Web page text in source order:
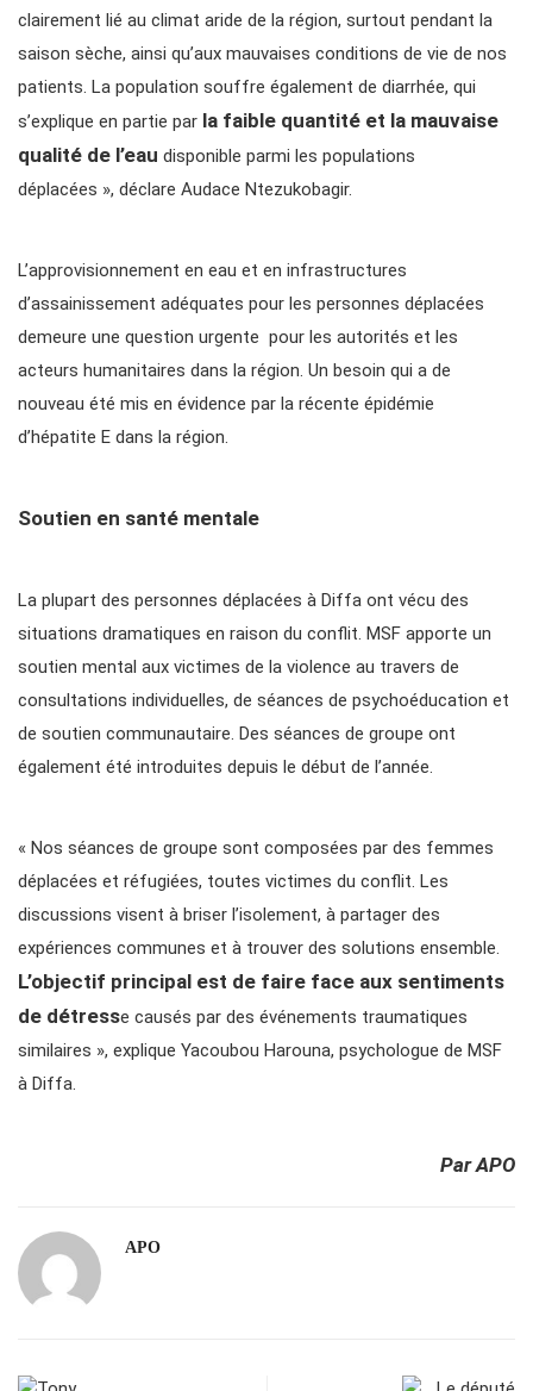
clairement lié au climat aride de la région, surtout pendant la
saison sèche, ainsi qu’aux mauvaises conditions de vie de nos
patients. La population souffre également de diarrhée, qui
s’explique en partie par la faible quantité et la mauvaise
qualité de l’eau disponible parmi les populations
déplacées », déclare Audace Ntezukobagir.
L’approvisionnement en eau et en infrastructures
d’assainissement adéquates pour les personnes déplacées
demeure une question urgente pour les autorités et les
acteurs humanitaires dans la région. Un besoin qui a de
nouveau été mis en évidence par la récente épidémie
d’hépatite E dans la région.
Soutien en santé mentale
La plupart des personnes déplacées à Diffa ont vécu des
situations dramatiques en raison du conflit. MSF apporte un
soutien mental aux victimes de la violence au travers de
consultations individuelles, de séances de psychoéducation et
de soutien communautaire. Des séances de groupe ont
également été introduites depuis le début de l’année.
« Nos séances de groupe sont composées par des femmes
déplacées et réfugiées, toutes victimes du conflit. Les
discussions visent à briser l’isolement, à partager des
expériences communes et à trouver des solutions ensemble.
L’objectif principal est de faire face aux sentiments
de détresse causés par des événements traumatiques
similaires », explique Yacoubou Harouna, psychologue de MSF
à Diffa.
Par APO
APO